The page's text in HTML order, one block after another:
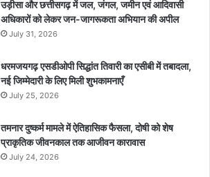
उड़ीसा और छत्तीसगढ़ में जल, जंगल, जमीन एवं आदिवासी
अधिकारों को लेकर जन-जागरूकता अभियान की अपील
July 31, 2026
धरमजयगढ़ एसडीओपी सिद्धांत तिवारी का एसीबी में तबादला,
नई जिम्मेदारी के लिए मिली शुभकामनाएँ
July 25, 2026
तमनार दुष्कर्म मामले में ऐतिहासिक फैसला, दोषी को शेष
प्राकृतिक जीवनकाल तक आजीवन कारावास
July 24, 2026